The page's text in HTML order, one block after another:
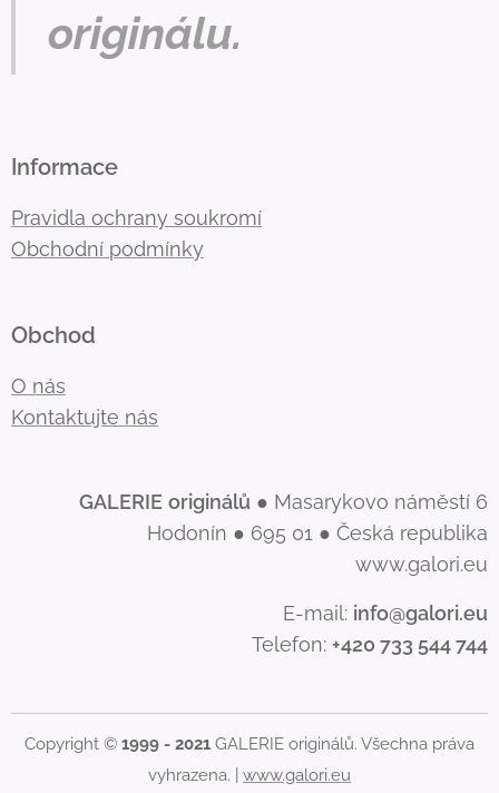
originálu.
Informace
Pravidla ochrany soukromí
Obchodní podmínky
Obchod
O nás
Kontaktujte nás
GALERIE originálů ● Masarykovo náměstí 6
Hodonín ● 695 01 ● Česká republika
www.galori.eu
E-mail: info@galori.eu
Telefon: +420 733 544 744
Copyright © 1999 - 2021 GALERIE originálů. Všechna práva
vyhrazena. | www.galori.eu